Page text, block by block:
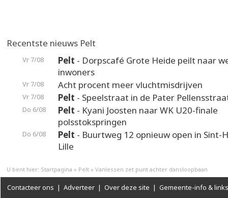
Recentste nieuws Pelt
Vr 7/08 Pelt - Dorpscafé Grote Heide peilt naar
inwoners
Vr 7/08 Acht procent meer vluchtmisdrijven
Vr 7/08 Pelt - Speelstraat in de Pater
Do 6/08 Pelt - Kyani Joosten naar WK U20-finale
polsstokspringen
Do 6/08 Pelt - Buurtweg 12 opnieuw open in Sint-
Lille
U bent hier: Startpagina » Pelt » Vanlessen zet punt achter dansloopbaan
Contacteer ons | Adverteer | Over deze site | Gemeente-info & links